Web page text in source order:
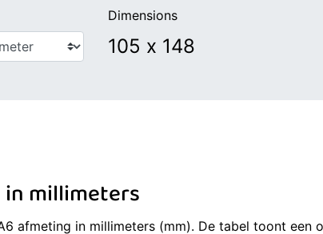
Dimensions
millimeters
afmeting in millimeters (mm). De tabel toont een